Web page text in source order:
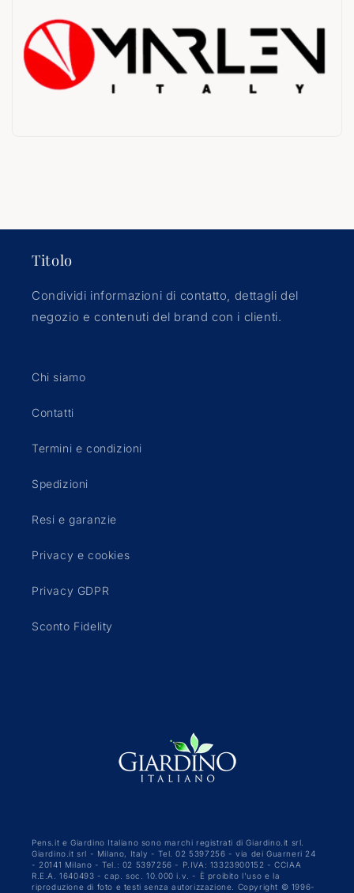
Titolo
Condividi informazioni di contatto, dettagli del
negozio e contenuti del brand con i clienti.
Chi siamo
Contatti
Termini e condizioni
Spedizioni
Resi e garanzie
Privacy e cookies
Privacy GDPR
Sconto Fidelity
Pens.it e Giardino Italiano sono marchi registrati di Giardino.it srl.
Giardino.it srl - Milano, Italy - Tel. 02 5397256 - via dei Guarneri 24
- 20141 Milano - Tel.: 02 5397256 - P.IVA: 13323900152 - CCIAA
R.E.A. 1640493 - cap. soc. 10.000 i.v. - È proibito l'uso e la
riproduzione di foto e testi senza autorizzazione. Copyright © 1996-